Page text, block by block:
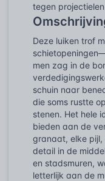
tegen
Deze luiken trof
men zag in de
schuin naar
die soms rustte
stenen. Het hele
bieden aan de
granaat, elke pijl,
detail in de
en stadsmuren,
letterlijk aan de